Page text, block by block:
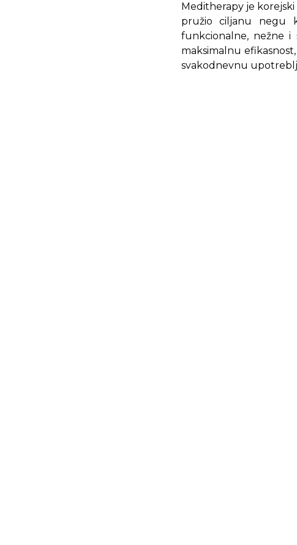
Meditherapy je
pružio ciljanu negu
funkcionalne, nežne i
maksimalnu
svakodnevnu